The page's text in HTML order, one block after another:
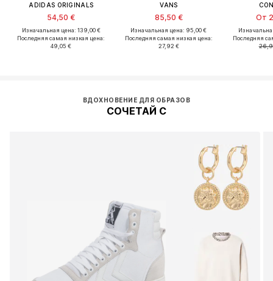
ADIDAS ORIGINALS
54,50 €
Изначальная цена: 139,00 €
Последняя самая низкая цена:
49,05 €
VANS
85,50 €
Изначальная цена: 95,00 €
Последняя самая низкая цена:
27,92 €
От
Последняя
ВДОХНОВЕНИЕ ДЛЯ ОБРАЗОВ
СОЧЕТАЙ С